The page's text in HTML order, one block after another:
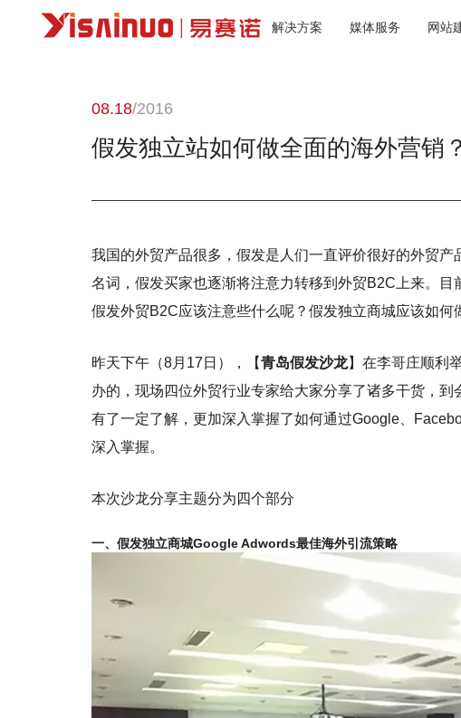
解决方案 媒体服务 网站
08.18/2016
假发独立站如何做全面的海外营销
我国的外贸产品很多，假发是人们一直评价很好的外贸
名词，假发买家也逐渐将注意力转移到外贸B2C上来。
假发外贸B2C应该注意些什么呢？假发独立商城应该如何
昨天下午（8月17日），【青岛假发沙龙】在李哥庄顺利
办的，现场四位外贸行业专家给大家分享了诸多干货，
有了一定了解，更加深入掌握了如何通过Google、
深入掌握。
本次沙龙分享主题分为四个部分
一、 假发独立商城Google Adwords最佳海外引流策略